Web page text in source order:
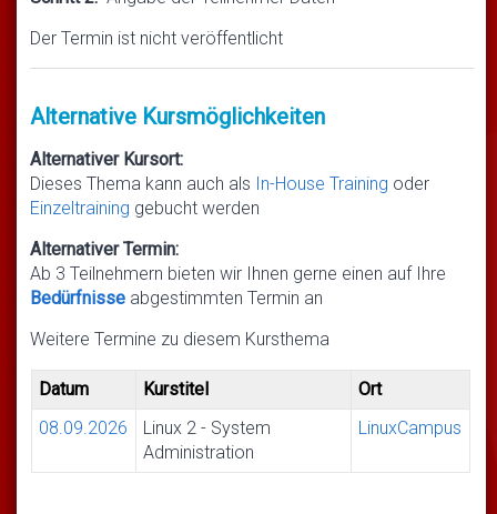
Der Termin ist nicht veröffentlicht
Alternative Kursmöglichkeiten
Alternativer Kursort:
Dieses Thema kann auch als In-House Training oder
Einzeltraining gebucht werden
Alternativer Termin:
Ab 3 Teilnehmern bieten wir Ihnen gerne einen auf Ihre
Bedürfnisse abgestimmten Termin an
Weitere Termine zu diesem Kursthema
Datum Kurstitel
Ort
08.09.2026
Linux 2 - System
Administration
LinuxCampus